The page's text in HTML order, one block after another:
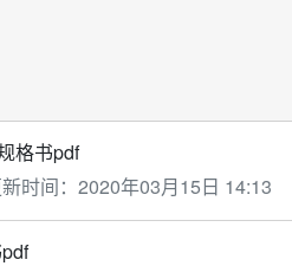
格书pdf
时间： 2020年03月15日 14:13